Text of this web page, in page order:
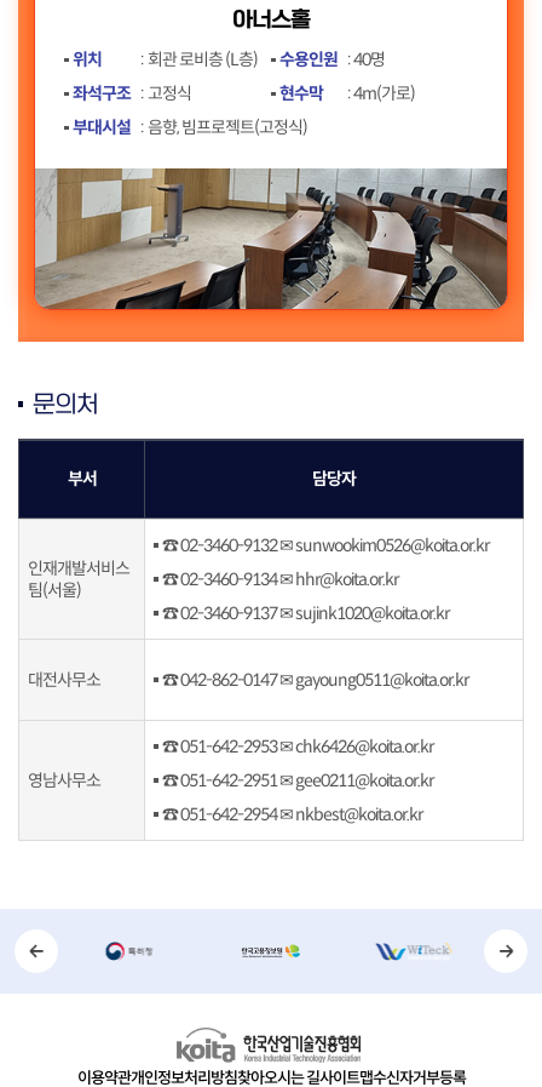
아너스홀
위치 회관 로비층 (L층) 수용인원
40명
좌석구조
고정식 현수막
4m(가로)
부대시설
음향, 빔프로젝트(고정식)
문의처
부서 담당자
인재개발서비스
팀(서울)
☎ 02-3460-9132 ✉ sunwookim0526@koita.or.kr
☎ 02-3460-9134 ✉ hhr@koita.or.kr
☎ 02-3460-9137 ✉ sujink1020@koita.or.kr
대전사무소 ☎ 042-862-0147 ✉ gayoung0511@koita.or.kr
영남사무소
☎ 051-642-2953 ✉ chk6426@koita.or.kr
☎ 051-642-2951 ✉ gee0211@koita.or.kr
☎ 051-642-2954 ✉ nkbest@koita.or.kr
이용약관개인정보처리방침찾아오시는 길사이트맵수신자거부등록